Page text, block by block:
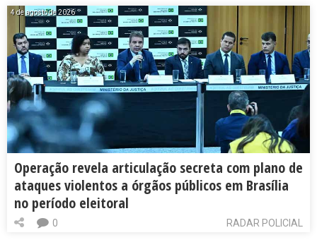
4 de agosto de 2026
Operação revela articulação secreta com plano de
ataques violentos a órgãos públicos em Brasília
no período eleitoral
RADAR POLICIAL
0